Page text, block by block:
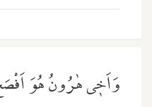
وَاَخ۪ي هٰرُونُ هُوَ